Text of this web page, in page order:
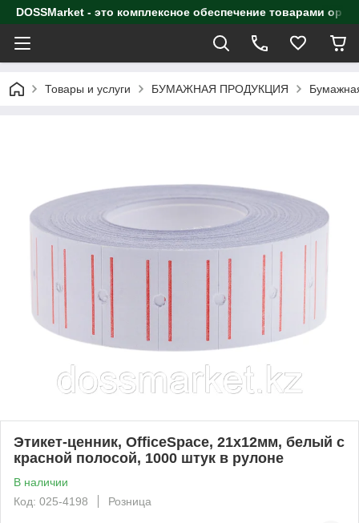
DOSSMarket - это комплексное обеспечение товарами
Товары и услуги БУМАЖНАЯ ПРОДУКЦИЯ
Этикет-ценник, OfficeSpace, 21х12мм, белый с
красной полосой, 1000 штук в рулоне
В наличии
Код: 025-4198
Розница